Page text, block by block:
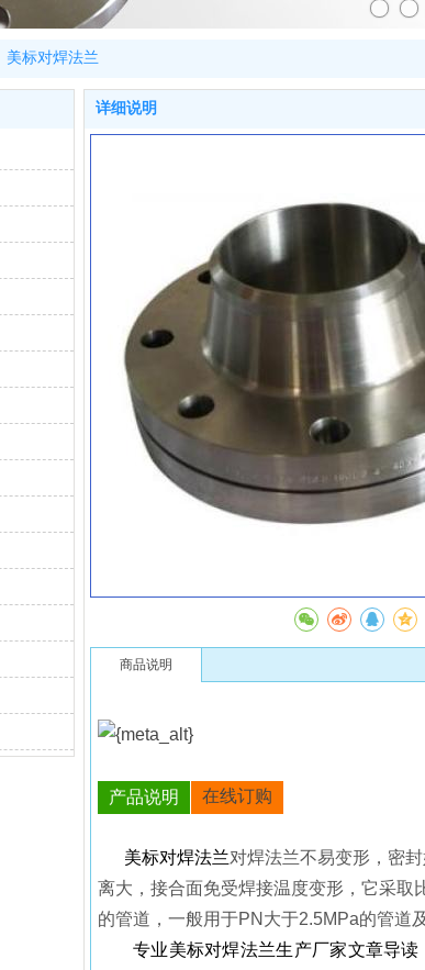
美标对焊法兰
详细说明
商品说明
产品说明 在线订购
美标对焊法兰对焊法兰不易变形，密
离大，接合面免受焊接温度变形，它采取
的管道，一般用于PN大于2.5MPa的管道
专业美标对焊法兰生产厂家文章导读